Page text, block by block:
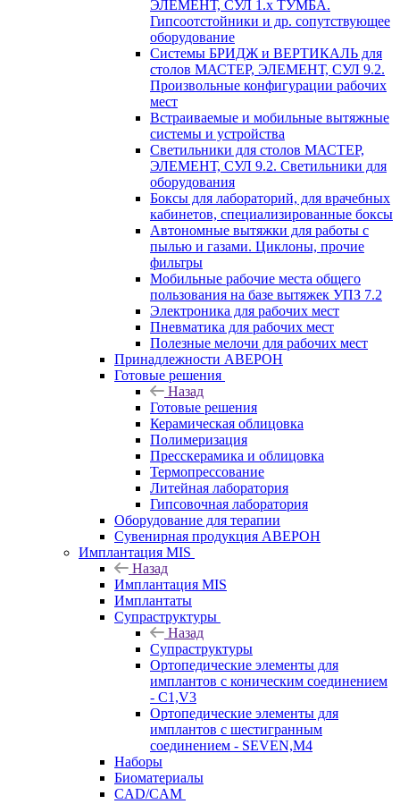
ЭЛЕМЕНТ, СУЛ 1.х ТУМБА.
Гипсоотстойники и др. сопутствующее
оборудование
Системы БРИДЖ и ВЕРТИКАЛЬ для
столов МАСТЕР, ЭЛЕМЕНТ, СУЛ 9.2.
Произвольные конфигурации рабочих
мест
Встраиваемые и мобильные вытяжные
системы и устройства
Светильники для столов МАСТЕР,
ЭЛЕМЕНТ, СУЛ 9.2. Светильники для
оборудования
Боксы для лабораторий, для врачебных
кабинетов, специализированные боксы
Автономные вытяжки для работы с
пылью и газами. Циклоны, прочие
фильтры
Мобильные рабочие места общего
пользования на базе вытяжек УПЗ 7.2
Электроника для рабочих мест
Пневматика для рабочих мест
Полезные мелочи для рабочих мест
Принадлежности АВЕРОН
Готовые решения
Назад
Готовые решения
Керамическая облицовка
Полимеризация
Пресскерамика и облицовка
Термопрессование
Литейная лаборатория
Гипсовочная лаборатория
Оборудование для терапии
Сувенирная продукция АВЕРОН
Имплантация MIS
Назад
Имплантация MIS
Имплантаты
Супраструктуры
Назад
Супраструктуры
Ортопедические элементы для
имплантов с коническим соединением
- C1,V3
Ортопедические элементы для
имплантов с шестигранным
соединением - SEVEN,M4
Наборы
Биоматериалы
CAD/CAM